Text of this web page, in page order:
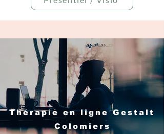
Thérapie en ligne Gestalt
Colomiers